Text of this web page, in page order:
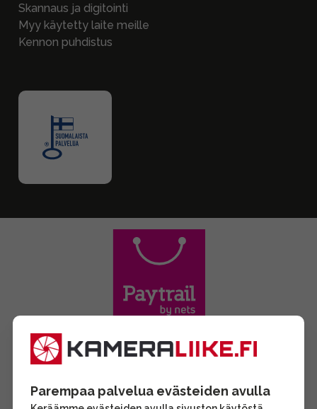
Skannaus ja digitointi
Myy käytetty laite meille
Kennon puhdistus
Parempaa palvelua evästeiden avulla